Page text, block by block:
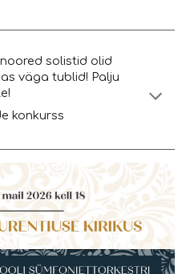
solistid olid
väga tublid! Palju
konkurss